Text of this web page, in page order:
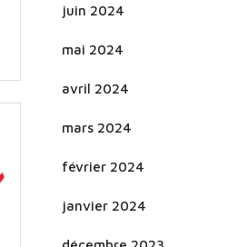
juin 2024
mai 2024
avril 2024
mars 2024
février 2024
janvier 2024